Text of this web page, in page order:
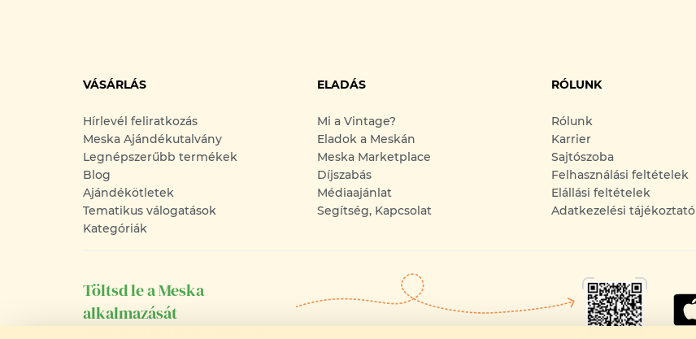
VÁSÁRLÁS
Hírlevél feliratkozás
Meska Ajándékutalvány
Legnépszerűbb termékek
Blog
Ajándékötletek
Tematikus válogatások
Kategóriák
ELADÁS
Mi a Vintage?
Eladok a Meskán
Meska Marketplace
Díjszabás
Médiaajánlat
Segítség, Kapcsolat
RÓLUNK
Rólunk
Karrier
Sajtószoba
Felhasználási feltételek
Elállási feltételek
Adatkezelési tájékoztató
Töltsd le a Meska
alkalmazását